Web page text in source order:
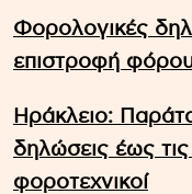
Φορολογικές
επιστροφή
Ηράκλειο:
δηλώσεις έως
φοροτεχνικοί